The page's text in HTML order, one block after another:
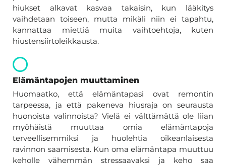
hiukset alkavat kasvaa takaisin, kun lääkitys
vaihdetaan toiseen, mutta mikäli niin ei tapahtu,
kannattaa miettiä muita vaihtoehtoja, kuten
hiustensiirtoleikkausta.
Elämäntapojen muuttaminen
Huomaatko, että elämäntapasi ovat remontin
tarpeessa, ja että pakeneva hiusraja on seurausta
huonoista valinnoista? Vielä ei välttämättä ole liian
myöhäistä muuttaa omia elämäntapoja
terveellisemmiksi ja huolehtia oikeanlaisesta
ravinnon saamisesta. Kun oma elämäntapa muuttuu
keholle vähemmän stressaavaksi ja keho saa